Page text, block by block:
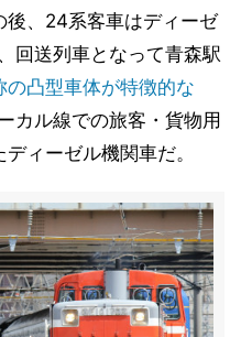
後、24系客車はディーゼ
回送列車となって青森駅
の凸型車体が特徴的な
カル線での旅客・貨物用
ィーゼル機関車だ。